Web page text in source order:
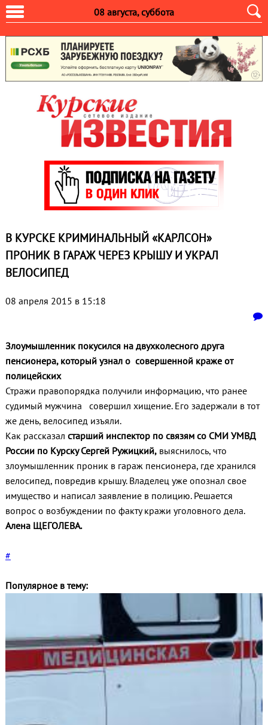
08 августа, суббота
В КУРСКЕ КРИМИНАЛЬНЫЙ «КАРЛСОН»
ПРОНИК В ГАРАЖ ЧЕРЕЗ КРЫШУ И УКРАЛ
ВЕЛОСИПЕД
08 апреля 2015 в 15:18
Злоумышленник покусился на двухколесного друга
пенсионера, который узнал о совершенной краже от
полицейских
Стражи правопорядка получили информацию, что ранее
судимый мужчина совершил хищение. Его задержали в тот
же день, велосипед изъяли.
Как рассказал старший инспектор по связям со СМИ УМВД
России по Курску Сергей Ружицкий,выяснилось, что
злоумышленник проник в гараж пенсионера, где хранился
велосипед, повредив крышу. Владелец уже опознал свое
имущество и написал заявление в полицию. Решается
вопрос о возбуждении по факту кражи уголовного дела.
Алена ЩЕГОЛЕВА.
#
Популярное в тему: